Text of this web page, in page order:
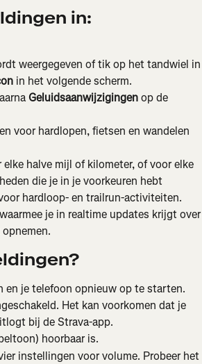
in:
weergegeven of tik op het tandwiel in
in het volgende scherm.
Geluidsaanwijzigingen op de
voor hardlopen, fietsen en wandelen
halve mijl of kilometer, of voor elke
die je in je voorkeuren hebt
hardloop- en trailrun-activiteiten.
je in realtime updates krijgt over
en je telefoon opnieuw op te starten.
Het kan voorkomen dat je
bij de Strava-app.
hoorbaar is.
instellingen voor volume. Probeer het